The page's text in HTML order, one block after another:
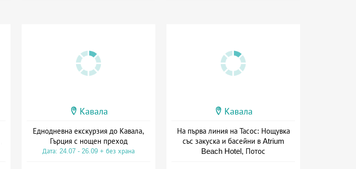
Кавала
Еднодневна екскурзия до Кавала,
Гърция с нощен преход
Дата: 24.07 - 26.09 + без храна
Кавала
На първа линия на Тасос: Нощувка
със закуска и басейни в Atrium
Beach Hotel, Потос